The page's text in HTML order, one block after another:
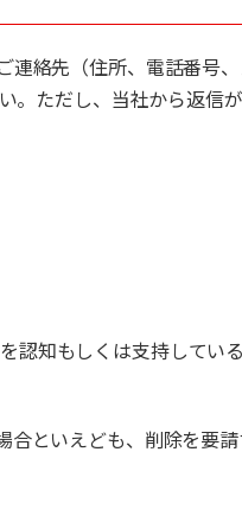
連絡先（住所、電話番号
。ただし、当社から返信
認知もしくは支持してい
合といえども、削除を要